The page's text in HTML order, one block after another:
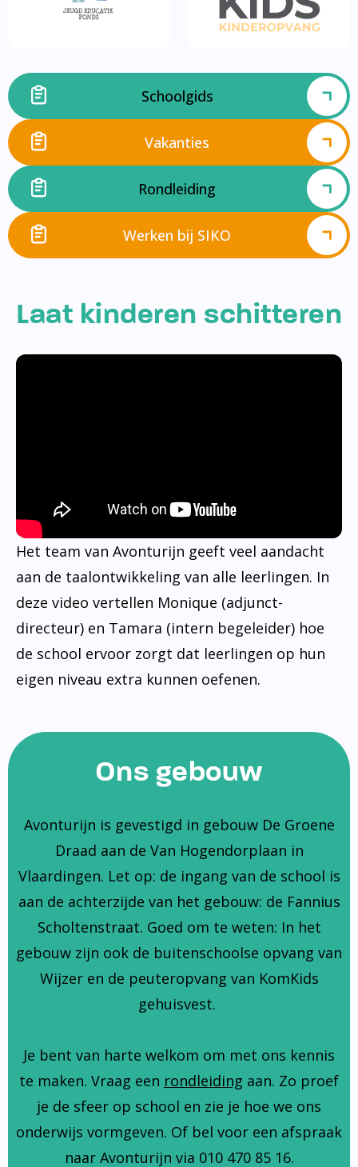
Schoolgids
Vakanties
Rondleiding
Werken bij SIKO
Laat kinderen schitteren
Het team van Avonturijn geeft veel aandacht
aan de taalontwikkeling van alle leerlingen. In
deze video vertellen Monique (adjunct-
directeur) en Tamara (intern begeleider) hoe
de school ervoor zorgt dat leerlingen op hun
eigen niveau extra kunnen oefenen.
Ons gebouw
Avonturijn is gevestigd in gebouw De Groene
Draad aan de Van Hogendorplaan in
Vlaardingen. Let op: de ingang van de school is
aan de achterzijde van het gebouw: de Fannius
Scholtenstraat. Goed om te weten: In het
gebouw zijn ook de buitenschoolse opvang van
Wijzer en de peuteropvang van KomKids
gehuisvest.
Je bent van harte welkom om met ons kennis
te maken. Vraag een rondleiding aan. Zo proef
je de sfeer op school en zie je hoe we ons
onderwijs vormgeven. Of bel voor een afspraak
naar Avonturijn via 010 470 85 16.